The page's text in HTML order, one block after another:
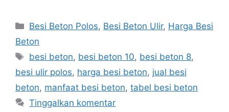
Kategori
Besi Beton Polos, Besi Beton Ulir, Harga Besi
Beton
Tag
besi beton, besi beton 10, besi beton 8,
besi ulir polos, harga besi beton, jual besi
beton, manfaat besi beton, tabel besi beton
Tinggalkan komentar